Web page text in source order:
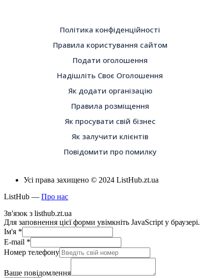
Політика конфіденційності
Правила користування сайтом
Подати оголошення
Надішліть Своє Оголошення
Як додати організацію
Правила розміщення
Як просувати свій бізнес
Як залучити клієнтів
Повідомити про помилку
Усі права захищено © 2024 ListHub.zt.ua
ListHub — Про нас
Зв'язок з listhub.zt.ua
Для заповнення цієї форми увімкніть JavaScript у браузері.
Ім'я *
E-mail *
Номер телефону
Ваше повідомлення